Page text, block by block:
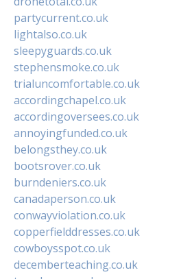
partycurrent.co.uk
lightalso.co.uk
sleepyguards.co.uk
stephensmoke.co.uk
trialuncomfortable.co.uk
accordingchapel.co.uk
accordingoversees.co.uk
annoyingfunded.co.uk
belongsthey.co.uk
bootsrover.co.uk
burndeniers.co.uk
canadaperson.co.uk
conwayviolation.co.uk
copperfielddresses.co.uk
cowboysspot.co.uk
decemberteaching.co.uk